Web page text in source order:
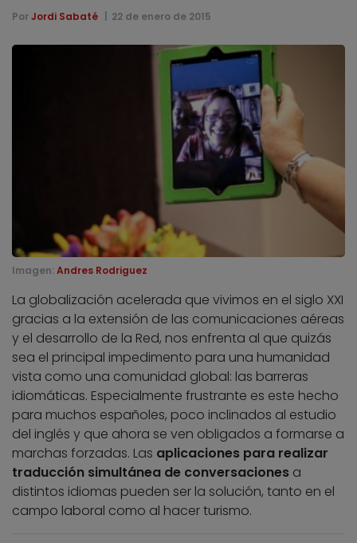
Por Jordi Sabaté 22 de enero de 2015
Imagen: Andres Rodriguez
La globalización acelerada que vivimos en el siglo XXI
gracias a la extensión de las comunicaciones aéreas
y el desarrollo de la Red, nos enfrenta al que quizás
sea el principal impedimento para una humanidad
vista como una comunidad global: las barreras
idiomáticas. Especialmente frustrante es este hecho
para muchos españoles, poco inclinados al estudio
del inglés y que ahora se ven obligados a formarse a
marchas forzadas. Las aplicaciones para realizar
traducción simultánea de conversaciones a
distintos idiomas pueden ser la solución, tanto en el
campo laboral como al hacer turismo.